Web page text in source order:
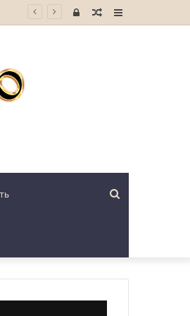
Sidebar
Случайная
Войти